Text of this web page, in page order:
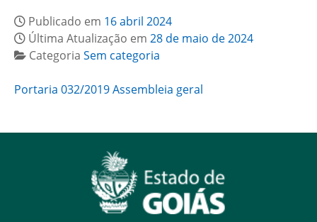
Publicado em 16 abril 2024
Última Atualização em 28 de maio de 2024
Categoria Sem categoria
Portaria 032/2019 Assembleia geral